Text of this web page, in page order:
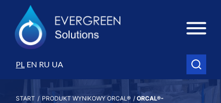
PL EN RU UA
START / PRODUKT WYNIKOWY ORCAL® / ORCAL®-